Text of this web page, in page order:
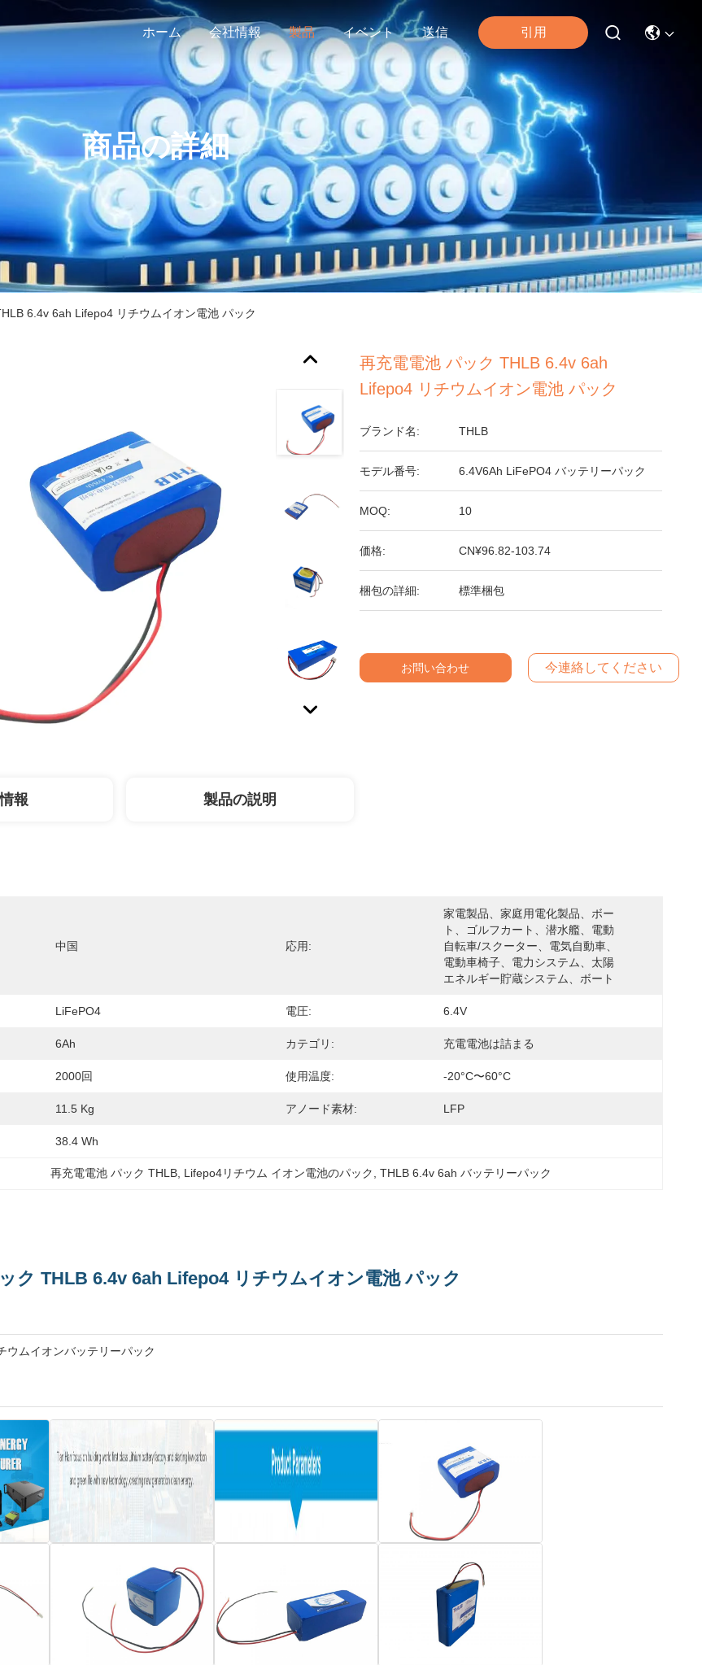
ホーム 会社情報 製品 イベント 送信 引用
商品の詳細
6.4v 6ah Lifepo4 リチウムイオン電池 パック
再充電電池 パック THLB 6.4v 6ah
Lifepo4 リチウムイオン電池 パック
ブランド名: THLB
モデル番号: 6.4V6Ah LiFePO4 バッテリーパック
MOQ: 10
価格: CN¥96.82-103.74
梱包の詳細: 標準梱包
お問い合わせ 今連絡してください
報 製品の説明
中国 応用:
家電製品、家庭用電化製品、ボー
ト、ゴルフカート、潜水艦、電動
自転車/スクーター、電気自動車、
電動車椅子、電力システム、太陽
エネルギー貯蔵システム、ボート
LiFePO4 電圧: 6.4V
6Ah カテゴリ: 充電電池は詰まる
2000回 使用温度: -20°C〜60°C
11.5 Kg アノード素材: LFP
38.4 Wh
再充電電池 パック THLB Lifepo4リチウム イオン電池のパック , THLB 6.4v 6ah バッテリーパック
ク THLB 6.4v 6ah Lifepo4 リチウムイオン電池 パック
ウムイオンバッテリーパック